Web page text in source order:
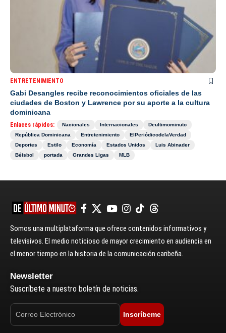
ENTRETENIMIENTO
Gabi Desangles recibe reconocimientos oficiales de las
ciudades de Boston y Lawrence por su aporte a la cultura
dominicana
Enlaces rápidos: Nacionales Internacionales
Deultimominuto
República Dominicana
Entretenimiento
ElPeriódicodelaVerdad
Deportes
Estilo Economía Estados Unidos
Luis Abinader
Béisbol
portada Grandes Ligas MLB
Somos una multiplataforma que ofrece contenidos informativos y
televisivos. El medio noticioso de mayor crecimiento en audiencia en
el menor tiempo en la historia de la comunicación caribeña.
Newsletter
Suscríbete a nuestro boletín de noticias.
Inscríbeme